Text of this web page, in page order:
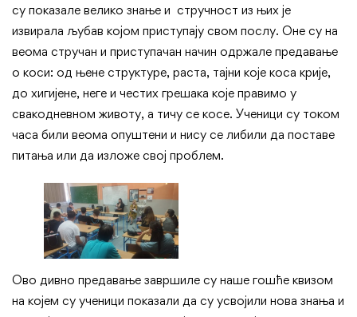
су показале велико знање и стручност из њих је
извирала љубав којом приступају свом послу. Оне су на
веома стручан и приступачан начин одржале предавање
о коси: од њене структуре, раста, тајни које коса крије,
до хигијене, неге и честих грешака које правимо у
свакодневном животу, а тичу се косе. Ученици су током
часа били веома опуштени и нису се либили да поставе
питања или да изложе свој проблем.
Ово дивно предавање завршиле су наше гошће квизом
на којем су ученици показали да су усвојили нова знања и